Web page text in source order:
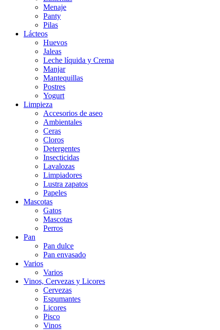
Menaje
Panty
Pilas
Lácteos
Huevos
Jaleas
Leche líquida y Crema
Manjar
Mantequillas
Postres
Yogurt
Limpieza
Accesorios de aseo
Ambientales
Ceras
Cloros
Detergentes
Insecticidas
Lavalozas
Limpiadores
Lustra zapatos
Papeles
Mascotas
Gatos
Mascotas
Perros
Pan
Pan dulce
Pan envasado
Varios
Varios
Vinos, Cervezas y Licores
Cervezas
Espumantes
Licores
Pisco
Vinos